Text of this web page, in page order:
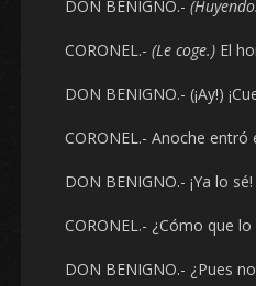
DON BENIGNO.-
CORONEL.- (Le coge.) El
DON BENIGNO.- (¡Ay!)
CORONEL.- Anoche
DON BENIGNO.- ¡Ya lo sé!
CORONEL.- ¿Cómo que
DON BENIGNO.- ¿Pues